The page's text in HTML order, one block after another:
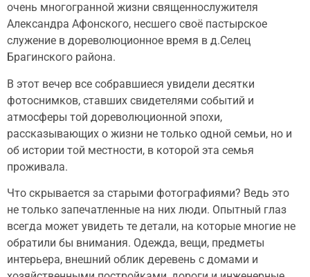
очень многогранной жизни священнослужителя
Александра Афонского, несшего своё пастырское
служение в дореволюционное время в д.Селец
Брагинского района.
В этот вечер все собравшиеся увидели десятки
фотоснимков, ставших свидетелями событий и
атмосферы той дореволюционной эпохи,
рассказывающих о жизни не только одной семьи, но и
об истории той местности, в которой эта семья
проживала.
Что скрывается за старыми фотографиями? Ведь это
не только запечатленные на них люди. Опытный глаз
всегда может увидеть те детали, на которые многие не
обратили бы внимания. Одежда, вещи, предметы
интерьера, внешний облик деревень с домами и